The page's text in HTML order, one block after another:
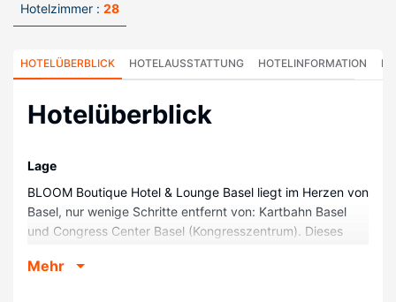
Hotelzimmer : 28
HOTELÜBERBLICK HOTELAUSSTATTUNG HOTELINFORMATION
Hotelüberblick
Lage
BLOOM Boutique Hotel & Lounge Basel liegt im Herzen von
Basel, nur wenige Schritte entfernt von: Kartbahn Basel
und Congress Center Basel (Kongresszentrum). Dieses
Rosentalanlage entfernt.
Mehr